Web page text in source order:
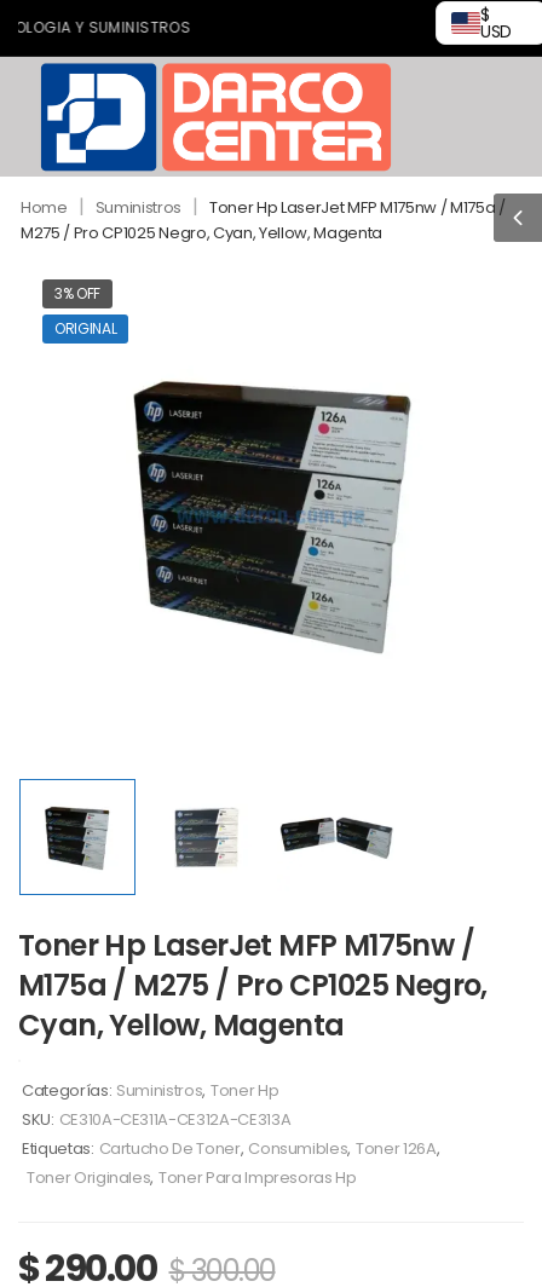
Y SUMINISTROS
$
USD
Home | Suministros | Toner Hp LaserJet MFP M175nw / M175a /
M275 / Pro CP1025 Negro, Cyan, Yellow, Magenta
3% OFF
ORIGINAL
Toner Hp LaserJet MFP M175nw /
M175a / M275 / Pro CP1025 Negro,
Cyan, Yellow, Magenta
Categorías: Suministros, Toner Hp
SKU: CE310A-CE311A-CE312A-CE313A
Etiquetas: Cartucho De Toner, Consumibles, Toner 126A,
Toner Originales, Toner Para Impresoras Hp
$290.00 $300.00